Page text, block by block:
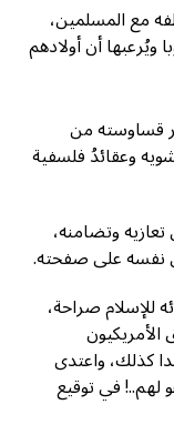
مع المسلمين،
ويُرعبها أن أولادهم
قساوسته من
وعقائدُ فلسفية
وتضامنه،
نفسه على صفحته.
صراحة،
الأمريكيون
كذلك، واعتدى
لهم..! في توقيع